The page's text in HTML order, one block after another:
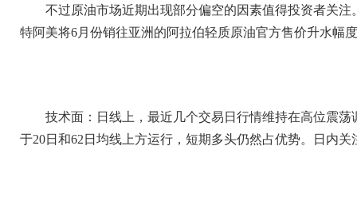
不过原油市场近期出现部分偏空的因素值得投资者关
特阿美将6月份销往亚洲的阿拉伯轻质原油官方售价升水幅
技术面：日线上，最近几个交易日行情维持在高位震
于20日和62日均线上方运行，短期多头仍然占优势。日内